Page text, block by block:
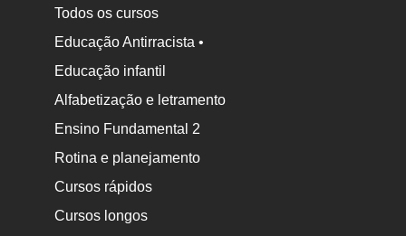
Todos os cursos
Educação Antirracista •
Educação infantil
Alfabetização e letramento
Ensino Fundamental 2
Rotina e planejamento
Cursos rápidos
Cursos longos